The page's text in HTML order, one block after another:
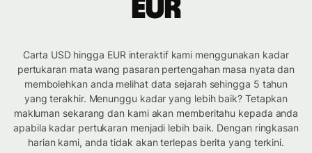
EUR
Carta USD hingga EUR interaktif kami menggunakan kadar
pertukaran mata wang pasaran pertengahan masa nyata dan
membolehkan anda melihat data sejarah sehingga 5 tahun
yang terakhir. Menunggu kadar yang lebih baik? Tetapkan
makluman sekarang dan kami akan memberitahu kepada anda
apabila kadar pertukaran menjadi lebih baik. Dengan ringkasan
harian kami, anda tidak akan terlepas berita yang terkini.